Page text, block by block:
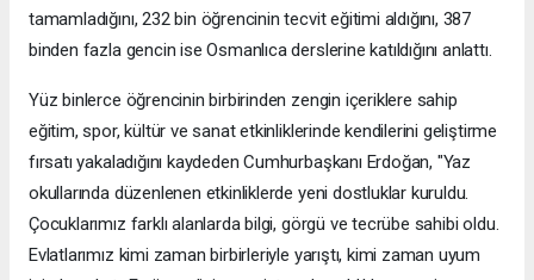
tamamladığını, 232 bin öğrencinin tecvit eğitimi aldığını, 387
binden fazla gencin ise Osmanlıca derslerine katıldığını anlattı.
Yüz binlerce öğrencinin birbirinden zengin içeriklere sahip
eğitim, spor, kültür ve sanat etkinliklerinde kendilerini geliştirme
fırsatı yakaladığını kaydeden Cumhurbaşkanı Erdoğan, "Yaz
okullarında düzenlenen etkinliklerde yeni dostluklar kuruldu.
Çocuklarımız farklı alanlarda bilgi, görgü ve tecrübe sahibi oldu.
Evlatlarımız kimi zaman birbirleriyle yarıştı, kimi zaman uyum